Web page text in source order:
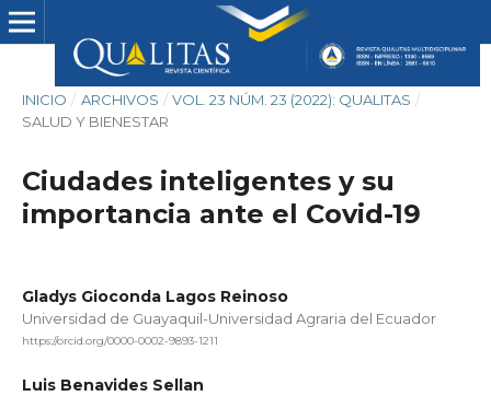
INICIO / ARCHIVOS / VOL. 23 NÚM. 23 (2022): QUALITAS /
SALUD Y BIENESTAR
Ciudades inteligentes y su
importancia ante el Covid-19
Gladys Gioconda Lagos Reinoso
Universidad de Guayaquil-Universidad Agraria del Ecuador
https://orcid.org/0000-0002-9893-1211
Luis Benavides Sellan